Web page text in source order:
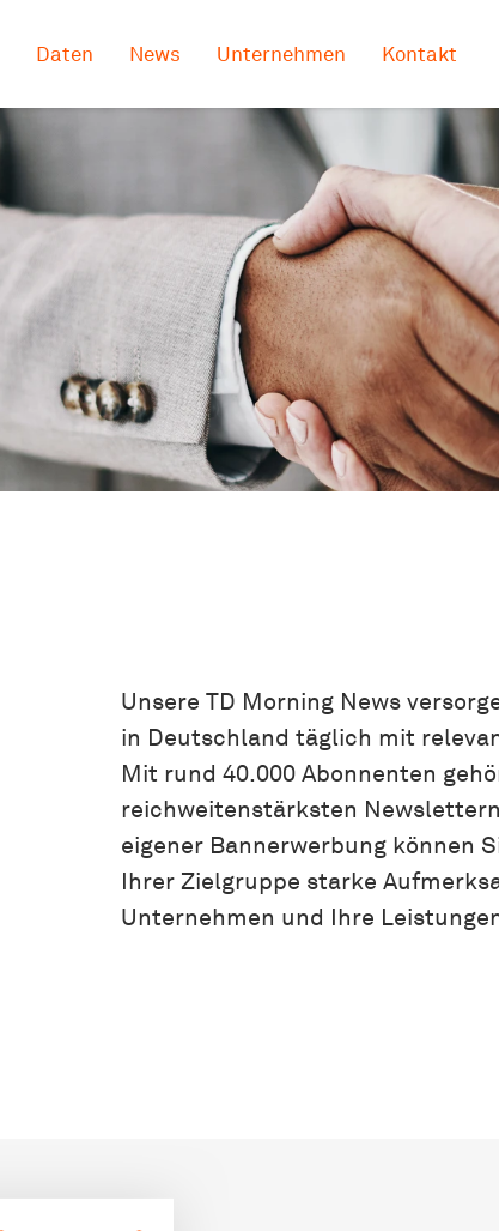
Daten News Unternehmen Kontakt
Unsere TD Morning News
in Deutschland täglich mit
Mit rund 40.000 Abonnenten
reichweitenstärksten
eigener Bannerwerbung können
Ihrer Zielgruppe starke
Unternehmen und Ihre